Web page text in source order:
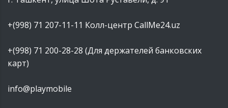
+(998) 71 207-11-11 Колл-центр CallMe24.uz
+(998) 71 200-28-28 (Для держателей банковских
карт)
info@playmobile